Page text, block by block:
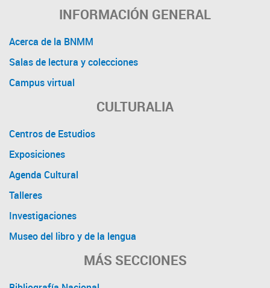
INFORMACIÓN GENERAL
Acerca de la BNMM
Salas de lectura y colecciones
Campus virtual
CULTURALIA
Centros de Estudios
Exposiciones
Agenda Cultural
Talleres
Investigaciones
Museo del libro y de la lengua
MÁS SECCIONES